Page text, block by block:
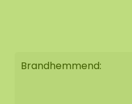
Brandhemmend: